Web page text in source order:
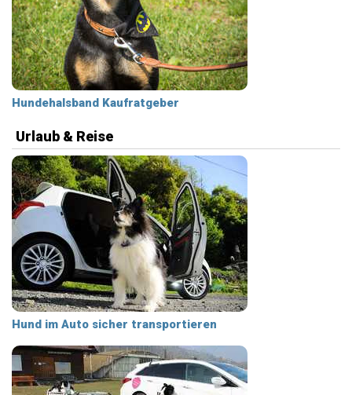
Hundehalsband Kaufratgeber
Urlaub & Reise
Hund im Auto sicher transportieren